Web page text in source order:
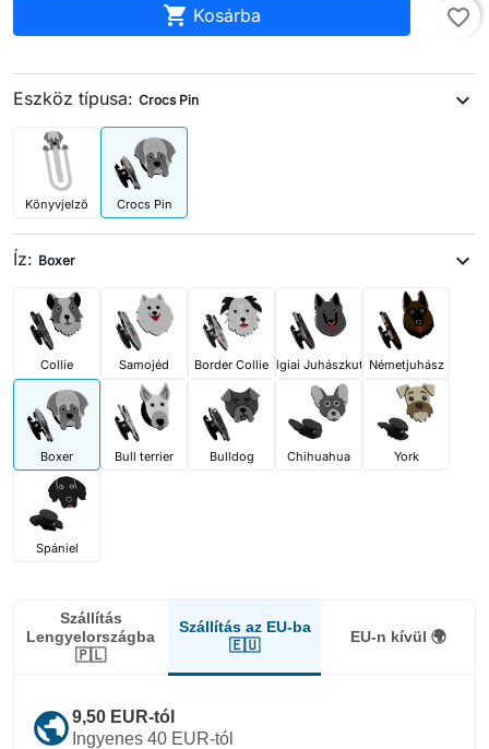
 Kosárba favorite_border
Eszköz típusa: Crocs Pin expand_more
Könyvjelző Crocs Pin
Íz: Boxer expand_more
Collie Samojéd Border CollieBelgiai JuhászkutyaNémetjuhász
Boxer Bull terrier Bulldog Chihuahua York
Spániel
Szállítás
Lengyelországba
🇵🇱
Szállítás az EU-ba
🇪🇺
EU-n kívül 🌍
public9,50 EUR-tól
Ingyenes 40 EUR-tól